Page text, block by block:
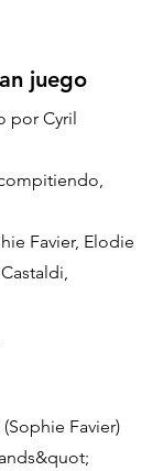
juego
por Cyril
Favier, Elodie
Favier)